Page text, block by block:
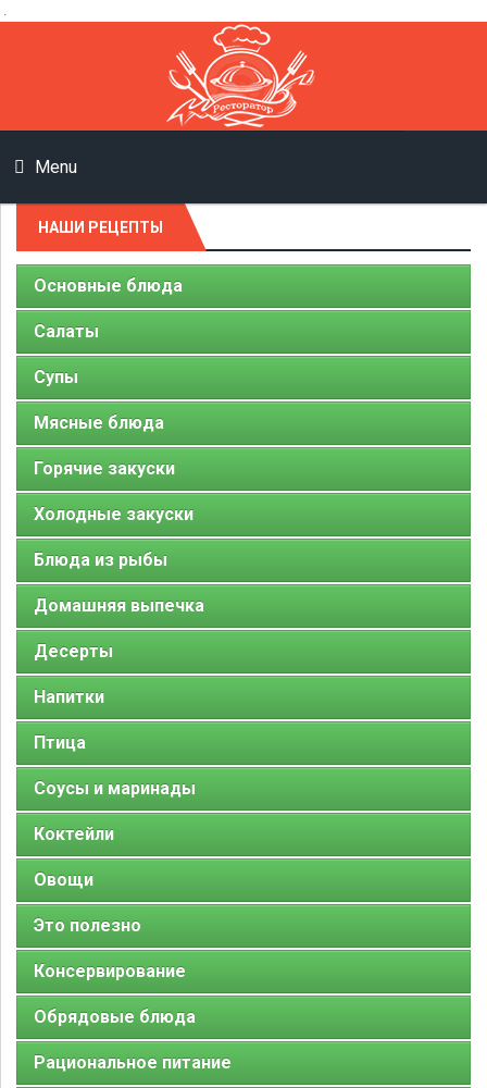
.
Menu
НАШИ РЕЦЕПТЫ
Основные блюда
Салаты
Супы
Мясные блюда
Горячие закуски
Холодные закуски
Блюда из рыбы
Домашняя выпечка
Десерты
Напитки
Птица
Соусы и маринады
Коктейли
Овощи
Это полезно
Консервирование
Обрядовые блюда
Рациональное питание